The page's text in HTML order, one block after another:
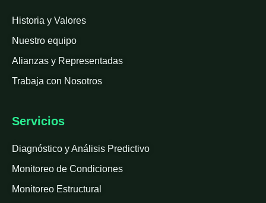
Historia y Valores
Nuestro equipo
Alianzas y Representadas
Trabaja con Nosotros
Servicios
Diagnóstico y Análisis Predictivo
Monitoreo de Condiciones
Monitoreo Estructural